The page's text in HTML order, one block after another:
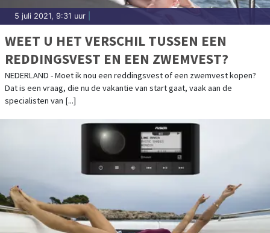
5 juli 2021, 9:31 uur
WEET U HET VERSCHIL TUSSEN EEN
REDDINGSVEST EN EEN ZWEMVEST?
NEDERLAND - Moet ik nou een reddingsvest of een zwemvest kopen?
Dat is een vraag, die nu de vakantie van start gaat, vaak aan de
specialisten van [...]